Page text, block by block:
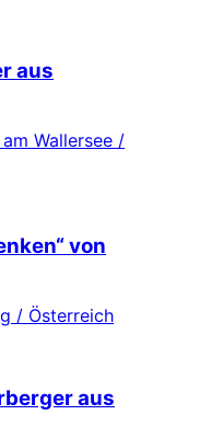
aus
Wallersee /
von
/ Österreich
aus